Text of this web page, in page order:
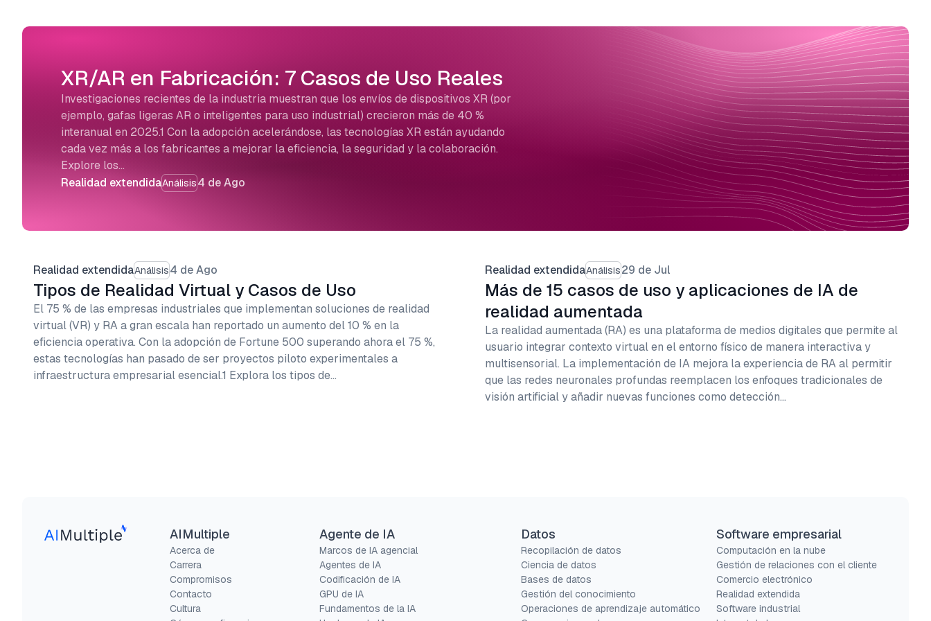
XR/AR en Fabricación: 7 Casos de Uso Reales
Realidad extendidaAnálisis4 de Ago
Investigaciones recientes de la industria muestran que los envíos de dispositivos XR (por
ejemplo, gafas ligeras AR o inteligentes para uso industrial) crecieron más de 40 %
interanual en 2025.1 Con la adopción acelerándose, las tecnologías XR están ayudando
cada vez más a los fabricantes a mejorar la eficiencia, la seguridad y la colaboración.
Explore los…
Realidad extendidaAnálisis4 de Ago
Tipos de Realidad Virtual y Casos de Uso
El 75 % de las empresas industriales que implementan soluciones de realidad
virtual (VR) y RA a gran escala han reportado un aumento del 10 % en la
eficiencia operativa. Con la adopción de Fortune 500 superando ahora el 75 %,
estas tecnologías han pasado de ser proyectos piloto experimentales a
infraestructura empresarial esencial.1 Explora los tipos de…
Realidad extendidaAnálisis29 de Jul
Más de 15 casos de uso y aplicaciones de IA de
realidad aumentada
La realidad aumentada (RA) es una plataforma de medios digitales que permite al
usuario integrar contexto virtual en el entorno físico de manera interactiva y
multisensorial. La implementación de IA mejora la experiencia de RA al permitir
que las redes neuronales profundas reemplacen los enfoques tradicionales de
visión artificial y añadir nuevas funciones como detección…
AIMultiple
Acerca de
Carrera
Compromisos
Contacto
Cultura
Agente de IA
Marcos de IA agencial
Agentes de IA
Codificación de IA
GPU de IA
Fundamentos de la IA
Datos
Recopilación de datos
Ciencia de datos
Bases de datos
Gestión del conocimiento
Operaciones de aprendizaje automático
Software empresarial
Computación en la nube
Gestión de relaciones con el cliente
Comercio electrónico
Realidad extendida
Software industrial